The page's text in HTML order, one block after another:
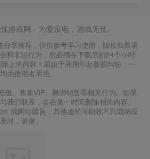
游戏网 · 为爱发电，游戏无忧.
享推荐，仅供参考学习使用，版权归原著
和非法行为，您必须在下载后的24个小时
上述内容！若由于商用引起版权纠纷，一
由使用者承担。
值、售卖VIP、捆绑销售等相关行为。如果
我们联系，会在第一时间删除相关内容。
或网站留言，其他途径可能收不到或响应
时，谢谢。